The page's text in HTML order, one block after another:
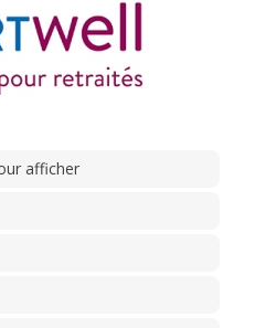
afficher